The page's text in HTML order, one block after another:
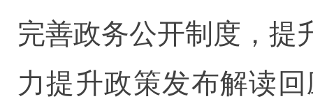
完善政务公开制度，提
力提升政策发布解读